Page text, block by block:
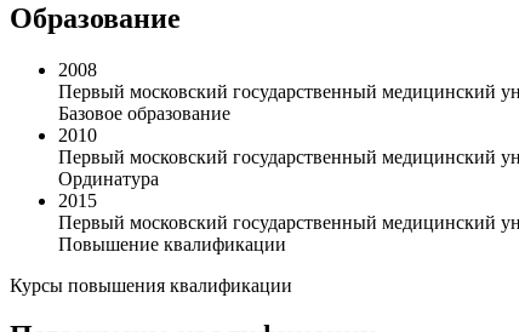
Образование
2008
Первый московский государственный медицинский
Базовое образование
2010
Первый московский государственный медицинский
Ординатура
2015
Первый московский государственный медицинский
Повышение квалификации
Курсы повышения квалификации